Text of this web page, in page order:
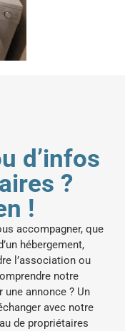
d’infos
?
!
accompagner, que
hébergement,
l’association ou
notre
une annonce ? Un
avec notre
de propriétaires